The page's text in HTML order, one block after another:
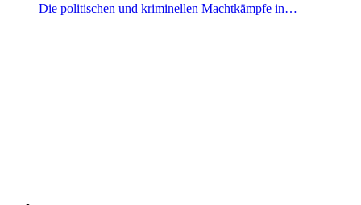
Die politischen und kriminellen Machtkämpfe in…